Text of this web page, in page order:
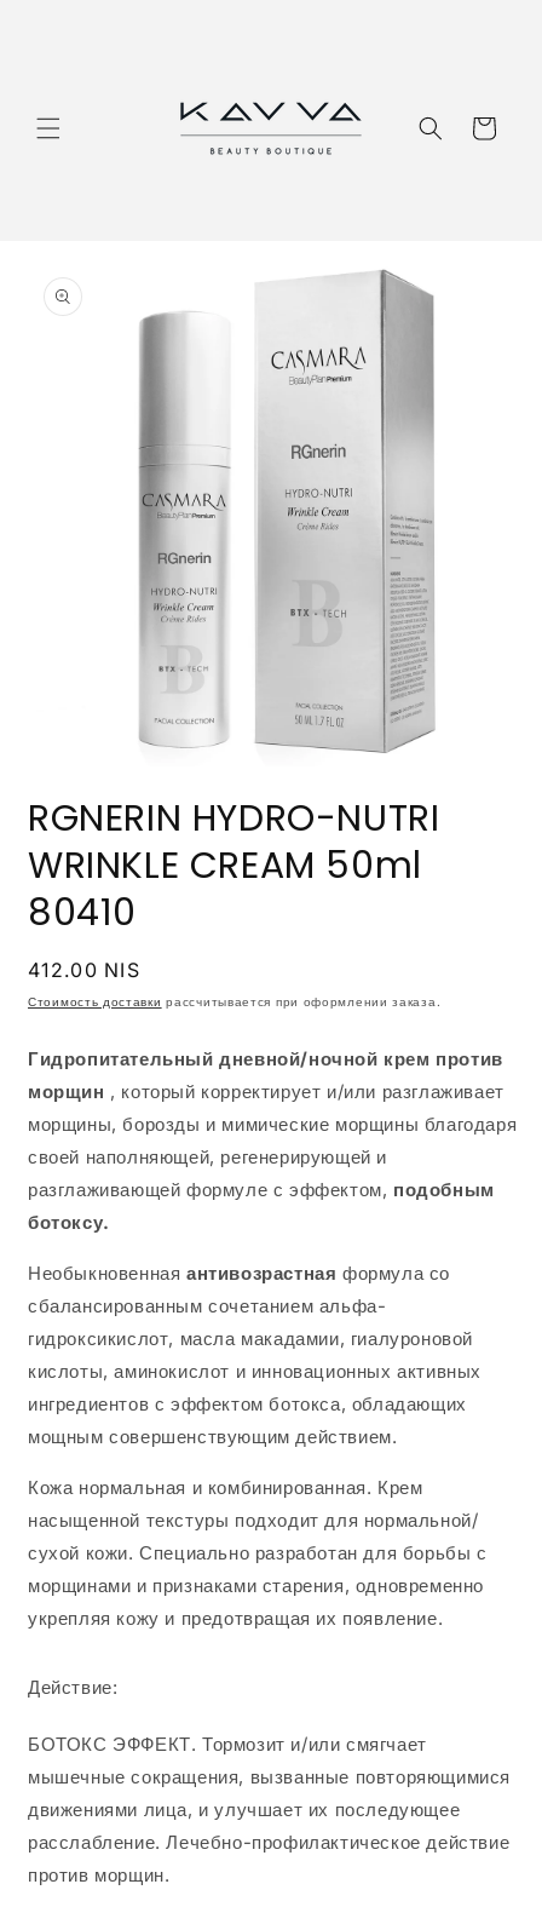
Корзина
информации
о продукте
файлы
1
модальном
окне
RGNERIN HYDRO-NUTRI
WRINKLE CREAM 50ml
80410
Обычная
цена
412.00 NIS
Стоимость доставки рассчитывается при оформлении заказа.
Гидропитательный дневной/ночной крем против
морщин , который корректирует и/или разглаживает
морщины, борозды и мимические морщины благодаря
своей наполняющей, регенерирующей и
разглаживающей формуле с эффектом, подобным
ботоксу.
Необыкновенная антивозрастная формула со
сбалансированным сочетанием альфа-
гидроксикислот, масла макадамии, гиалуроновой
кислоты, аминокислот и инновационных активных
ингредиентов с эффектом ботокса, обладающих
мощным совершенствующим действием.
Кожа нормальная и комбинированная. Крем
насыщенной текстуры подходит для нормальной/
сухой кожи. Специально разработан для борьбы с
морщинами и признаками старения, одновременно
укрепляя кожу и предотвращая их появление.
Действие:
БОТОКС ЭФФЕКТ. Тормозит и/или смягчает
мышечные сокращения, вызванные повторяющимися
движениями лица, и улучшает их последующее
расслабление. Лечебно-профилактическое действие
против морщин.